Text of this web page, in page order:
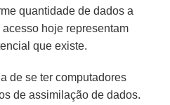
quantidade de dados a
hoje representam
que existe.
de se ter computadores
de assimilação de dados.